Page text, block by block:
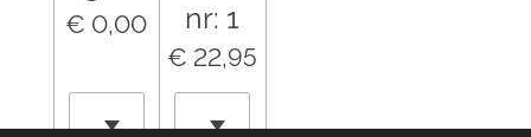
€ 0,00
nr: 1
€ 22,95